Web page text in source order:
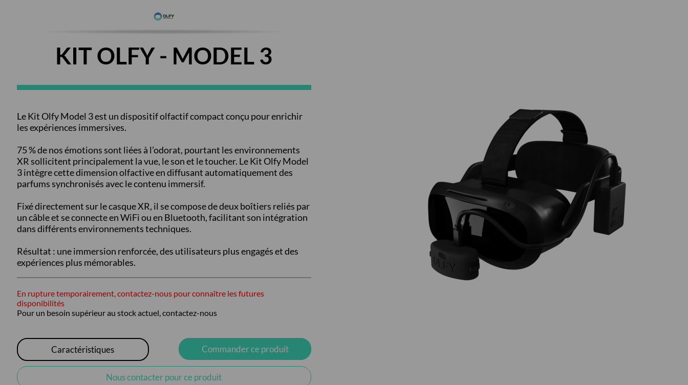
KIT OLFY - MODEL 3
Le Kit Olfy Model 3 est un dispositif olfactif compact conçu pour enrichir
les expériences immersives.
75 % de nos émotions sont liées à l’odorat, pourtant les environnements
XR sollicitent principalement la vue, le son et le toucher. Le Kit Olfy Model
3 intègre cette dimension olfactive en diffusant automatiquement des
parfums synchronisés avec le contenu immersif.
Fixé directement sur le casque XR, il se compose de deux boîtiers reliés par
un câble et se connecte en WiFi ou en Bluetooth, facilitant son intégration
dans différents environnements techniques.
Résultat : une immersion renforcée, des utilisateurs plus engagés et des
expériences plus mémorables.
En rupture temporairement, contactez-nous pour connaître les futures
disponibilités
Pour un besoin supérieur au stock actuel, contactez-nous
Caractéristiques Commander ce produit
Nous contacter pour ce produit